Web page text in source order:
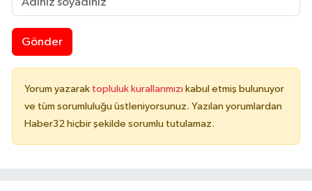
Gönder
Yorum yazarak topluluk kurallarımızı kabul etmiş bulunuyor
ve tüm sorumluluğu üstleniyorsunuz. Yazılan yorumlardan
Haber32 hiçbir şekilde sorumlu tutulamaz.